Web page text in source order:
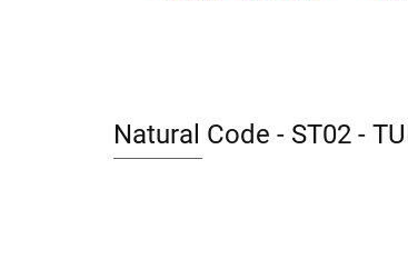
Natural Code - ST02 -